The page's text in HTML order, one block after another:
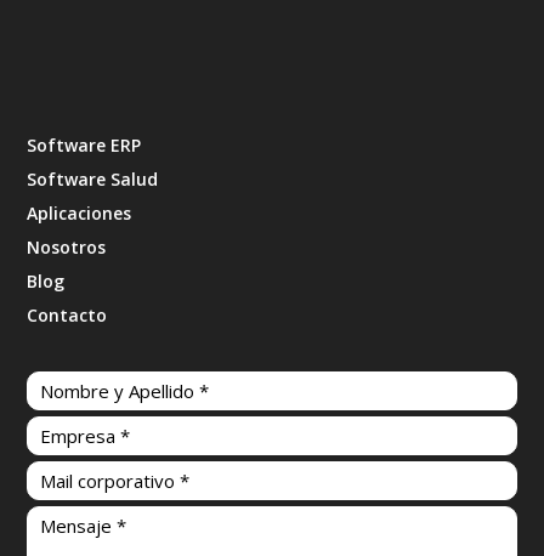
Software ERP
Software Salud
Aplicaciones
Nosotros
Blog
Contacto